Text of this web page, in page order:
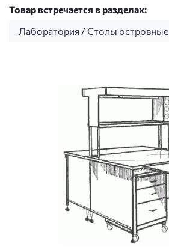
Товар встречается в разделах:
Лаборатория /Столы островные